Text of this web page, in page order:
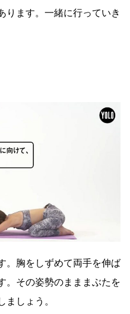
ります。一緒に行っていき
。胸をしずめて両手を伸ば
。その姿勢のまままぶたを
しょう。